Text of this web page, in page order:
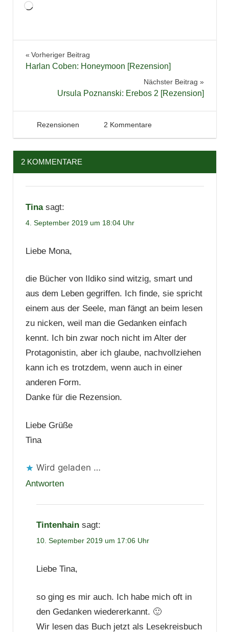
Wird
Buchbesprechung
Beitragsnavigation
Vorheriger Beitrag
Harlan Coben: Honeymoon [Rezension]
Nächster Beitrag
Ursula Poznanski: Erebos 2 [Rezension]
18. August 2019
Tintenhain
Rezensionen 2 Kommentare
2 KOMMENTARE
Tina sagt:
4. September 2019 um 18:04 Uhr
Liebe Mona,
die Bücher von Ildiko sind witzig, smart und
aus dem Leben gegriffen. Ich finde, sie spricht
einem aus der Seele, man fängt an beim lesen
zu nicken, weil man die Gedanken einfach
kennt. Ich bin zwar noch nicht im Alter der
Protagonistin, aber ich glaube, nachvollziehen
kann ich es trotzdem, wenn auch in einer
anderen Form.
Danke für die Rezension.
Liebe Grüße
Tina
Wird geladen …
Antworten
Tintenhain sagt:
10. September 2019 um 17:06 Uhr
Liebe Tina,
so ging es mir auch. Ich habe mich oft in
den Gedanken wiedererkannt. 🙂
Wir lesen das Buch jetzt als Lesekreisbuch